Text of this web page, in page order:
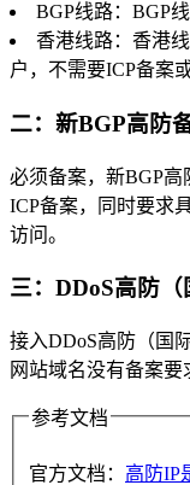
BGP线路：BGP
香港线路：香港
户，不需要ICP备案
二：新BGP高防
必须备案，新BGP
ICP备案，同时要求
访问。
三：DDoS高防
接入DDoS高防（国
网站域名没有备案要
参考文档
官方文档： 高防IP